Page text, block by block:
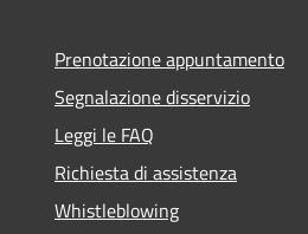
Prenotazione appuntamento
Segnalazione disservizio
Leggi le FAQ
Richiesta di assistenza
Whistleblowing